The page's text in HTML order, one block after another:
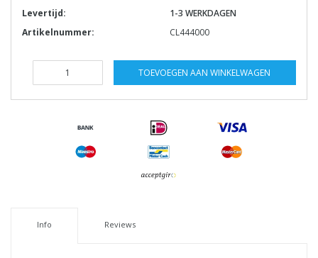
Levertijd:
1-3 WERKDAGEN
Artikelnummer:
CL444000
TOEVOEGEN AAN WINKELWAGEN
Info Reviews